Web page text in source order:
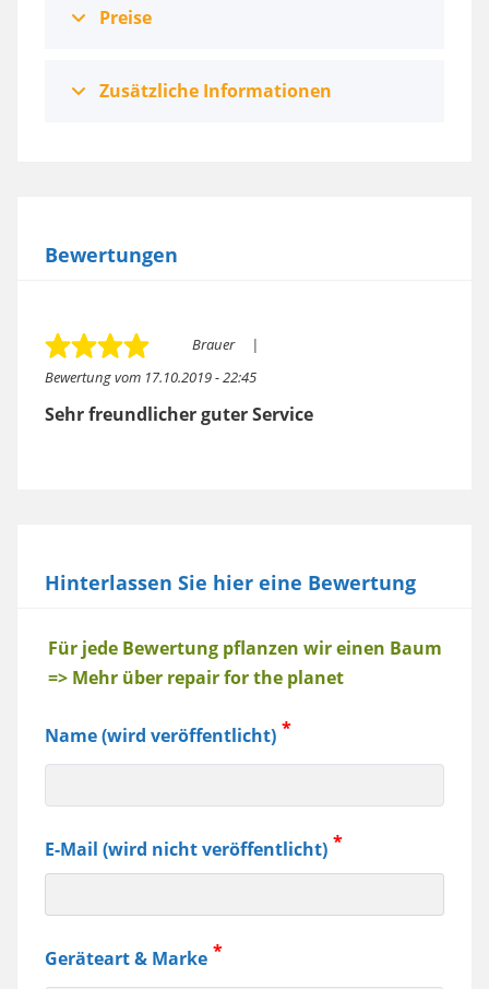
Preise
Zusätzliche Informationen
Bewertungen
Bewertung vom 17.10.2019 - 22:45
Brauer
Sehr freundlicher guter Service
Hinterlassen Sie hier eine Bewertung
Baum
Für jede Bewertung pflanzen wir einen Baum
=> Mehr über repair for the planet
Name (wird veröffentlicht)
E-Mail (wird nicht veröffentlicht)
Geräteart & Marke